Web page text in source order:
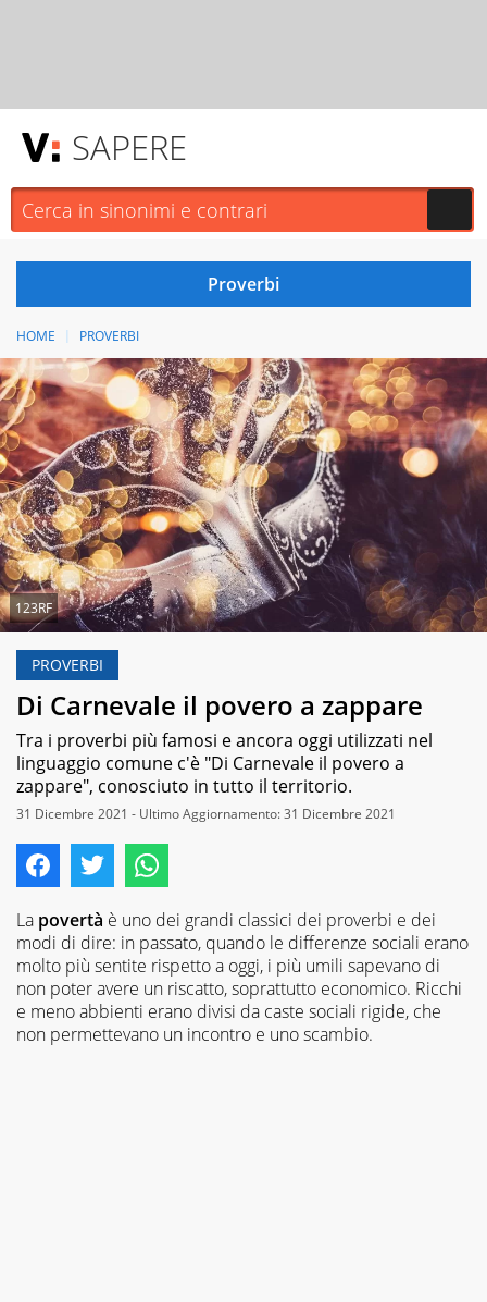
SAPERE
HOME PROVERBI
123RF
PROVERBI
Di Carnevale il povero a zappare
Tra i proverbi più famosi e ancora oggi utilizzati nel
linguaggio comune c'è "Di Carnevale il povero a
zappare", conosciuto in tutto il territorio.
31 Dicembre 2021 - Ultimo Aggiornamento: 31 Dicembre 2021
La povertà è uno dei grandi classici dei proverbi e dei
modi di dire: in passato, quando le differenze sociali erano
molto più sentite rispetto a oggi, i più umili sapevano di
non poter avere un riscatto, soprattutto economico. Ricchi
e meno abbienti erano divisi da caste sociali rigide, che
non permettevano un incontro e uno scambio.